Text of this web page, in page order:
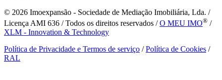
© 2026 Imoexpansão - Sociedade de Mediação Imobiliária, Lda. /
Licença AMI 636 / Todos os direitos reservados /O MEU IMO® /
XLM - Innovation & Technology
Política de Privacidade e Termos de serviço /Política de Cookies /
RAL